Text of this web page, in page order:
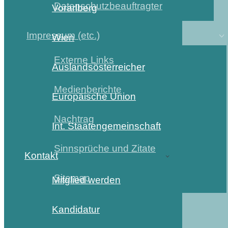
Datenschutzbeauftragter
Impressum (etc.)
Externe Links
Medienberichte
Nachtrag
Sinnsprüche und Zitate
Sitemap
Vorarlberg
Wien
Auslandsösterreicher
Europäische Union
Int. Staatengemeinschaft
Kontakt
Mitglied werden
Kandidatur